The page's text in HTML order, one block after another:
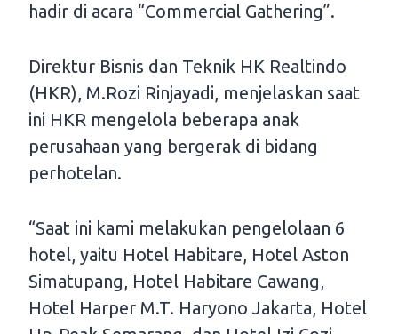
hadir di acara “Commercial Gathering”.
Direktur Bisnis dan Teknik HK Realtindo
(HKR), M.Rozi Rinjayadi, menjelaskan saat
ini HKR mengelola beberapa anak
perusahaan yang bergerak di bidang
perhotelan.
“Saat ini kami melakukan pengelolaan 6
hotel, yaitu Hotel Habitare, Hotel Aston
Simatupang, Hotel Habitare Cawang,
Hotel Harper M.T. Haryono Jakarta, Hotel